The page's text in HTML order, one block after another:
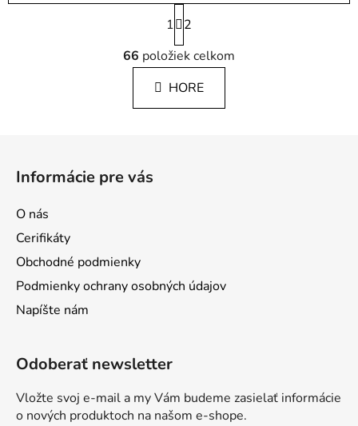
O
v
l
á
d
v
S
t
r
á
n
k
1
2
66 položiek celkom
HORE
Informácie pre vás
O nás
Cerifikáty
Obchodné podmienky
Podmienky ochrany osobných údajov
Napíšte nám
Odoberať newsletter
Vložte svoj e-mail a my Vám budeme zasielať informácie
o nových produktoch na našom e-shope.